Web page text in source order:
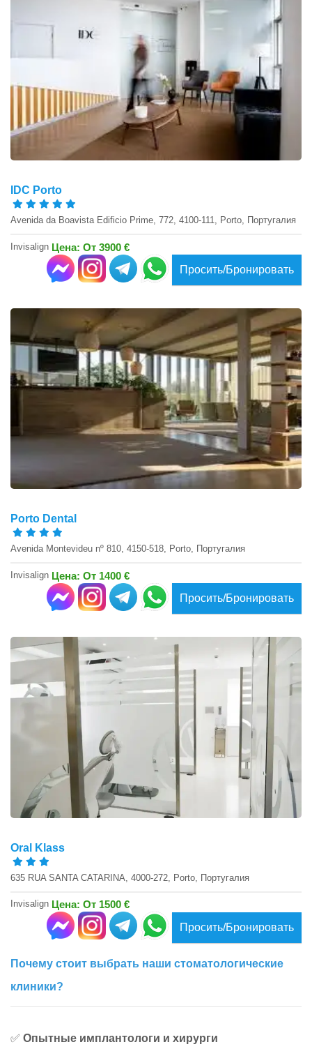
IDC Porto
Avenida da Boavista Edificio Prime, 772, 4100-111, Porto, Португалия
Invisalign Цена: От 3900 €
Просить/Бронировать
Porto Dental
Avenida Montevideu nº 810, 4150-518, Porto, Португалия
Invisalign Цена: От 1400 €
Просить/Бронировать
Oral Klass
635 RUA SANTA CATARINA, 4000-272, Porto, Португалия
Invisalign Цена: От 1500 €
Просить/Бронировать
Почему стоит выбрать наши стоматологические
клиники?
✅ Опытные имплантологи и хирурги